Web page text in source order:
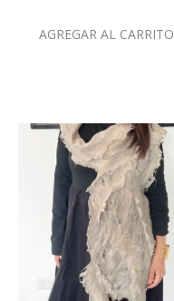
AGREGAR AL CARRITO